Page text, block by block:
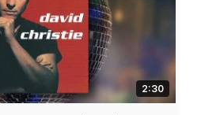
2:30